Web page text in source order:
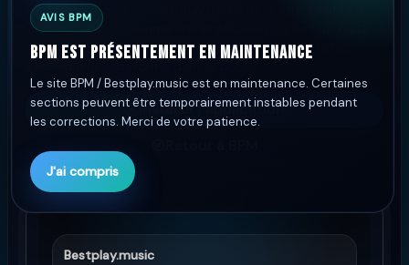
AVIS BPM
BPM est présentement en maintenance
Le site BPM / Bestplay.music est en maintenance. Certaines
sections peuvent être temporairement instables pendant
les corrections. Merci de votre patience.
J'ai compris
La version mobile de Bestplay.music peut être ajoutée à
l’écran d’accueil comme une application. Le lecteur reste
disponible, la navigation est plus rapide et les artistes
Installer l’application
Bestplay.music